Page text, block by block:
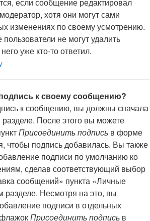
хотя они могут сами
изменениях по своему усмотрению.
не могут удалить
уже кто-то ответил.
к своему сообщению?
к сообщению, вы должны сначала
После этого вы можете
Присоединить подпись в форме
чтобы подпись добавилась. Вы также
подписи по умолчанию ко
сделав соответствующий выбор
сообщений» пункта «Личные
разделе. Несмотря на это, вы
подписи в отдельных
Присоединить подпись в